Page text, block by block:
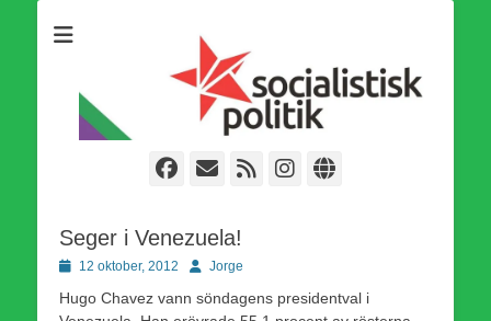
världsomfattande socialistiska Fjärde Internationalen och en viktig
tillgång i kampen för en socialistisk framtid!
Facebook
E-
Webbflöde
Instagram
Webbplats
Seger i Venezuela!
Publicerad
12 oktober, 2012 Författare
Jorge
Hugo Chavez vann söndagens presidentval i